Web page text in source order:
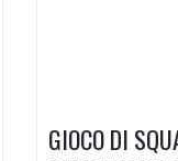
GIOCO DI